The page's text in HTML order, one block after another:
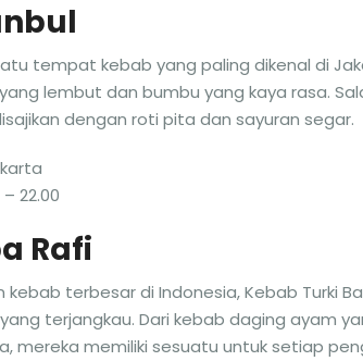
tempat kebab yang paling dikenal di
lembut dan bumbu yang kaya rasa.
dengan roti pita dan sayuran segar.
22.00
Rafi
terbesar di Indonesia, Kebab Turki
terjangkau. Dari kebab daging ayam
mereka memiliki sesuatu untuk setiap